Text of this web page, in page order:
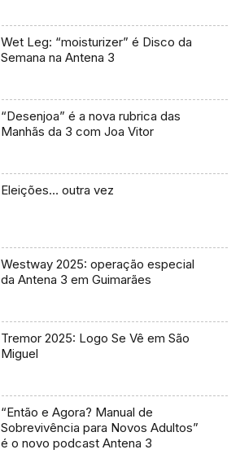
Wet Leg: “moisturizer” é Disco da
Semana na Antena 3
“Desenjoa” é a nova rubrica das
Manhãs da 3 com Joa Vitor
Eleições… outra vez
Westway 2025: operação especial
da Antena 3 em Guimarães
Tremor 2025: Logo Se Vê em São
Miguel
“Então e Agora? Manual de
Sobrevivência para Novos Adultos”
é o novo podcast Antena 3